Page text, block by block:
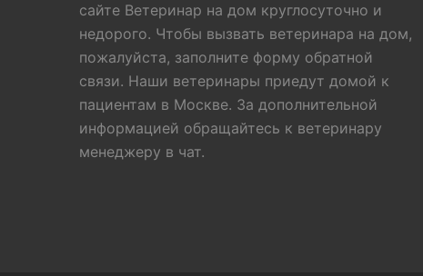
сайте Ветеринар на дом круглосуточно и
недорого. Чтобы вызвать ветеринара на дом,
пожалуйста, заполните форму обратной
связи. Наши ветеринары приедут домой к
пациентам в Москве. За дополнительной
информацией обращайтесь к ветеринару
менеджеру в чат.